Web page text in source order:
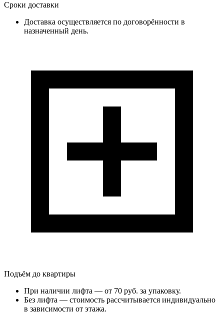
Сроки доставки
Доставка осуществляется по договорённости в
назначенный день.
Подъём до квартиры
При наличии лифта — от 70 руб. за упаковку.
Без лифта — стоимость рассчитывается индивидуально
в зависимости от этажа.